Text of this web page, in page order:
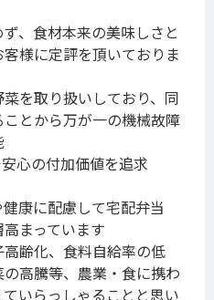
、食材本来の美味しさと
様に定評を頂いておりま
を取り扱いしており、同
とから万が一の機械故障
心の付加価値を追求
康に配慮して宅配弁当
まっています
齢化、食料自給率の低
高騰等、農業・食に携わ
いらっしゃることと思い